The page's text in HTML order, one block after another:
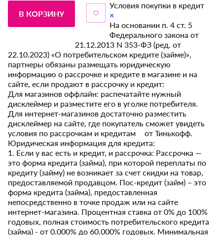
В КОРЗИНУ
Условия покупки в кредит
×
На основании п. 4 ст. 5
Федерального закона от
21.12.2013 N 353-ФЗ (ред. от
22.10.2023) «О потребительском кредите (займе)»,
партнеры обязаны размещать юридическую
информацию о рассрочке и кредите в магазине и на
сайте, если продают в рассрочку и кредит:
Для магазинов оффлайн: распечатайте нужный
дисклеймер и разместите его в уголке потребителя.
Для интернет-магазинов достаточно разместить
дисклеймер на сайте, где покупатель сможет увидеть
условия по рассрочкам и кредитам от Тинькофф.
Юридическая информация для кредита:
1. Если у вас есть и кредит, и рассрочка: Рассрочка —
это форма кредита (займа), при которой переплаты по
кредиту (займу) не возникает за счет скидки на товар,
предоставляемой продавцом. Пос-кредит (займ) – это
форма кредита (займа), предоставленная
непосредственно в точке продаж или на сайте
интернет-магазина. Процентная ставка от 0% до 100%
годовых, полная стоимость потребительского кредита
(займа) - от 0.000% до 60.000% годовых. Минимальная